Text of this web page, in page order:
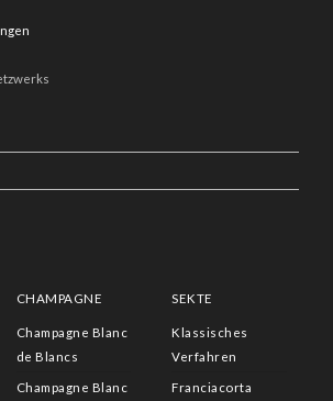
CHAMPAGNE
Champagne Blanc
de Blancs
Champagne Blanc
SEKTE
Klassisches
Verfahren
Franciacorta